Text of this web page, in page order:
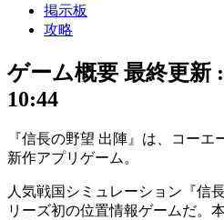
掲示板
攻略
ゲーム概要 最終更新 :
10:44
『信長の野望 出陣 』は、コーエ
新作アプリゲーム。
人気戦国シミュレーション『信
リーズ初の位置情報ゲームだ。